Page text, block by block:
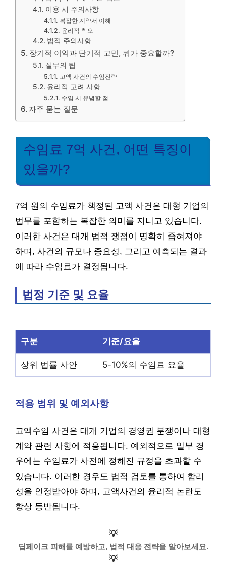
이용 시 주의사항
복잡한 계약서 이해
윤리적 착오
법적 주의사항
장기적 이익과 단기적 고민, 뭐가 중요할까?
실무의 팁
고액 사건의 수임전략
윤리적 고려 사항
수임 시 유념할 점
자주 묻는 질문
수임료 7억 사건, 어떤 특징이
있을까?
7억 원의 수임료가 책정된 고액 사건은 대형 기업의
법무를 포함하는 복잡한 의미를 지니고 있습니다.
이러한 사건은 대개 법적 쟁점이 명확히 좁혀져야
하며, 사건의 규모나 중요성, 그리고 예측되는 결과
에 따라 수임료가 결정됩니다.
법정 기준 및 요율
구분 기준/요율
상위 법률 사안 5-10%의 수임료 요율
적용 범위 및 예외사항
고액수임 사건은 대개 기업의 경영권 분쟁이나 대형
계약 관련 사항에 적용됩니다. 예외적으로 일부 경
우에는 수임료가 사전에 정해진 규정을 초과할 수
있습니다. 이러한 경우도 법적 검토를 통하여 합리
성을 인정받아야 하며, 고액사건의 윤리적 논란도
항상 동반됩니다.
💡
딥페이크 피해를 예방하고, 법적 대응 전략을 알아보세요.
💡